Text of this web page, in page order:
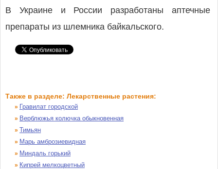
В Украине и России разработаны аптечные
препараты из шлемника байкальского.
Также в разделе: Лекарственные растения:
» Гравилат городской
» Верблюжья колючка обыкновенная
» Тимьян
» Марь амброзиевидная
» Миндаль горький
» Кипрей мелкоцветный